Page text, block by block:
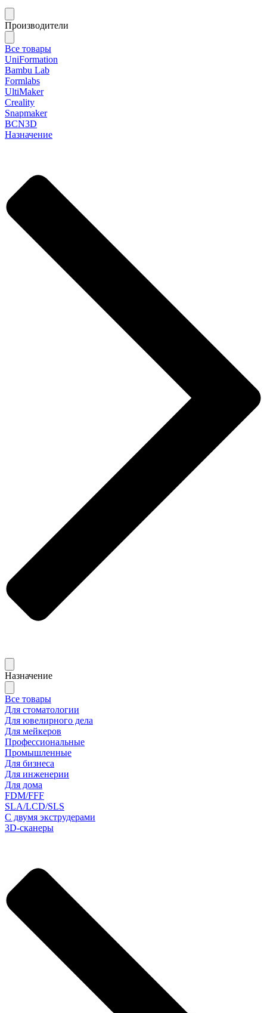
Производители
Все товары
UniFormation
Bambu Lab
Formlabs
UltiMaker
Creality
Snapmaker
BCN3D
Назначение
Назначение
Все товары
Для стоматологии
Для ювелирного дела
Для мейкеров
Профессиональные
Промышленные
Для бизнеса
Для инженерии
Для дома
FDM/FFF
SLA/LCD/SLS
С двумя экструдерами
3D-сканеры